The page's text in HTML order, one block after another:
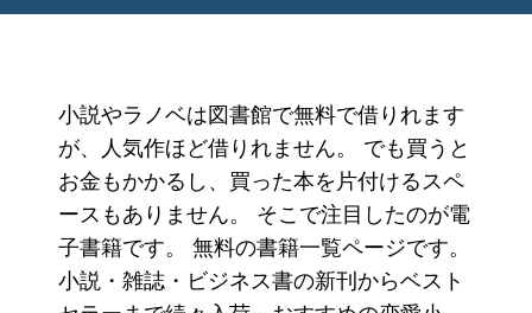
小説やラノベは図書館で無料で借りれます
が、人気作ほど借りれません。 でも買うと
お金もかかるし、買った本を片付けるスペ
ースもありません。 そこで注目したのが電
子書籍です。 無料の書籍一覧ページです。
小説・雑誌・ビジネス書の新刊からベスト